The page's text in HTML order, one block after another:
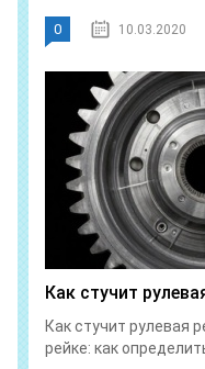
0 10.03.2020
Как стучит
Как стучит рулевая
рейке: как